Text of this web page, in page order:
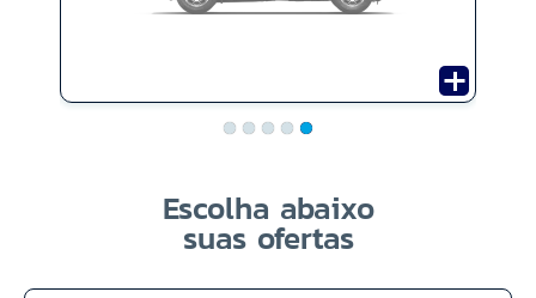
Escolha abaixo
suas ofertas